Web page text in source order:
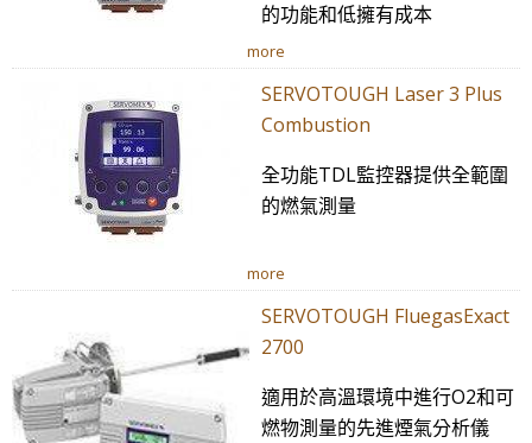
的功能和低擁有成本
more
SERVOTOUGH Laser 3 Plus
Combustion
全功能TDL監控器提供全範圍
的燃氣測量
more
SERVOTOUGH FluegasExact
2700
適用於高溫環境中進行O2和可
燃物測量的先進煙氣分析儀